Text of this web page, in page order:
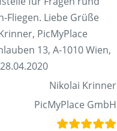
Fliegen. Liebe Grüße
PicMyPlace
13, A-1010 Wien,
Nikolai Krinner
PicMyPlace GmbH